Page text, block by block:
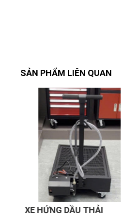
Bánh xe cố định: 2
Chiều cao: 1,33-1,56m.
Kích thước đóng gói:
Xuất xứ: China; Hàng
SẢN PHẨM LIÊN QUAN
XE HỨNG DẦU THẢI